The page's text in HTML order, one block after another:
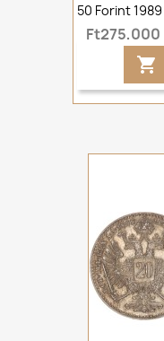
50 Forint
Ft275,000
